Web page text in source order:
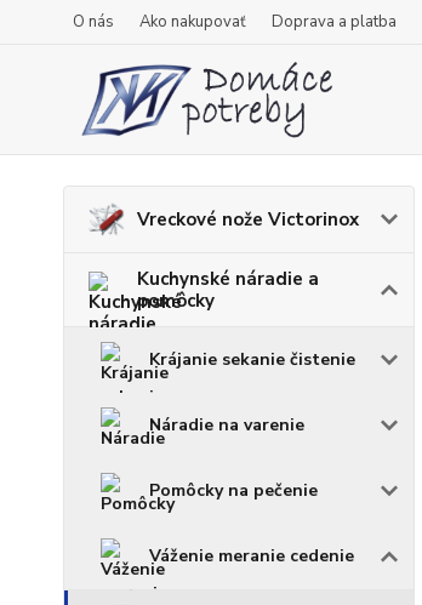
O nás Ako nakupovať Doprava a platba
Vreckové nože Victorinox
Kuchynské náradie a
pomôcky
Krájanie sekanie čistenie
Náradie na varenie
Pomôcky na pečenie
Váženie meranie cedenie